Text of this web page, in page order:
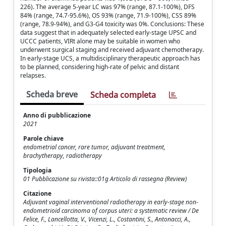
226). The average 5-year LC was 97% (range, 87.1-100%), DFS
84% (range, 74.7-95.6%), OS 93% (range, 71.9-100%), CSS 89%
(range, 78.9-94%), and G3-G4 toxicity was 0%. Conclusions: These
data suggest that in adequately selected early-stage UPSC and
UCCC patients, VIRt alone may be suitable in women who
underwent surgical staging and received adjuvant chemotherapy.
In early-stage UCS, a multidisciplinary therapeutic approach has
to be planned, considering high-rate of pelvic and distant
relapses.
Scheda breve Scheda completa
Anno di pubblicazione
2021
Parole chiave
endometrial cancer, rare tumor, adjuvant treatment,
brachytherapy, radiotherapy
Tipologia
01 Pubblicazione su rivista::01g Articolo di rassegna (Review)
Citazione
Adjuvant vaginal interventional radiotherapy in early-stage non-
endometrioid carcinoma of corpus uteri: a systematic review / De
Felice, F., Lancellotta, V., Vicenzi, L., Costantini, S., Antonacci, A.,